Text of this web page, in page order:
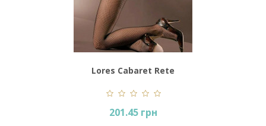
Lores Cabaret Rete
201.45 грн